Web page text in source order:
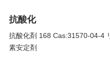
抗酸化
抗酸化剤 168 Cas:31570-04-4
素安定剤